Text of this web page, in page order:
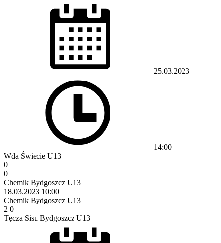
25.03.2023
14:00
Wda Świecie U13
0
0
Chemik Bydgoszcz U13
18.03.2023 10:00
Chemik Bydgoszcz U13
2 0
Tęcza Sisu Bydgoszcz U13